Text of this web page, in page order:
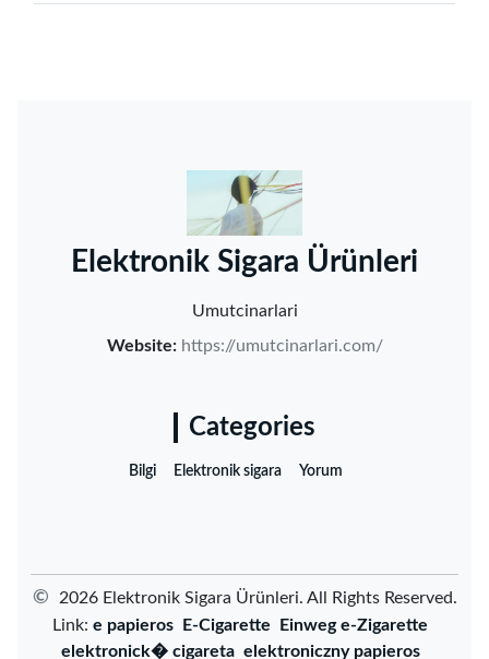
‌Elektronik Sigara Ürünleri‌
Umutcinarlari
Website: https://umutcinarlari.com/
Categories
Bilgi Elektronik sigara Yorum
©
2026 ‌Elektronik Sigara Ürünleri‌. All Rights Reserved.
Link: e papieros E-Cigarette
Einweg e-Zigarette
elektronick� cigareta elektroniczny papieros